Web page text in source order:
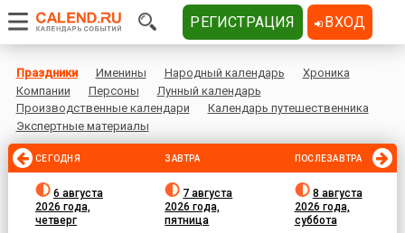
Праздники Именины Народный календарь
Хроника
Компании
Персоны
Лунный календарь
Производственные календари
Календарь путешественника
Экспертные материалы
СЕГОДНЯ
6 августа
2026 года,
четверг
ЗАВТРА
7 августа
2026 года,
пятница
ПОСЛЕЗАВТРА
8 августа
2026 года,
суббота
РЕГИСТРАЦИЯ ВХОД